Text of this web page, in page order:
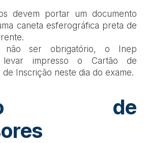
devem portar um documento
caneta esferográfica preta de
não ser obrigatório, o Inep
levar impresso o Cartão de
Inscrição neste dia do exame.
de